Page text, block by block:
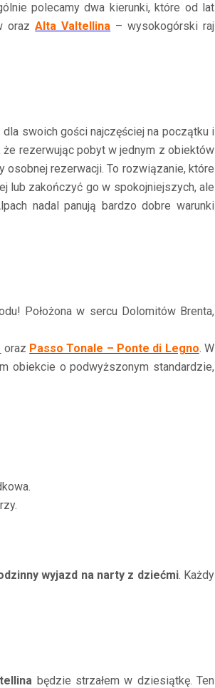
polecamy dwa kierunki, które od lat
orazAlta Valtellina – wysokogórski raj
swoich gości najczęściej na początku i
że rezerwując pobyt w jednym z obiektów
rezerwacji. To rozwiązanie, które
lub zakończyć go w spokojniejszych, ale
nadal panują bardzo dobre warunki
Położona w sercu Dolomitów Brenta,
oraz Passo Tonale – Ponte di Legno. W
obiekcie o podwyższonym standardzie,
wyjazd na narty z dziećmi. Każdy
będzie strzałem w dziesiątkę. Ten